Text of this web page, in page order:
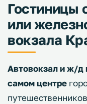
Гостиницы
или
вокзала
Автовокзал и ж/д
самом центре